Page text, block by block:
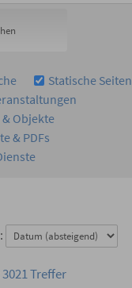
Statische Seiten
Objekte
& PDFs
3021 Treffer